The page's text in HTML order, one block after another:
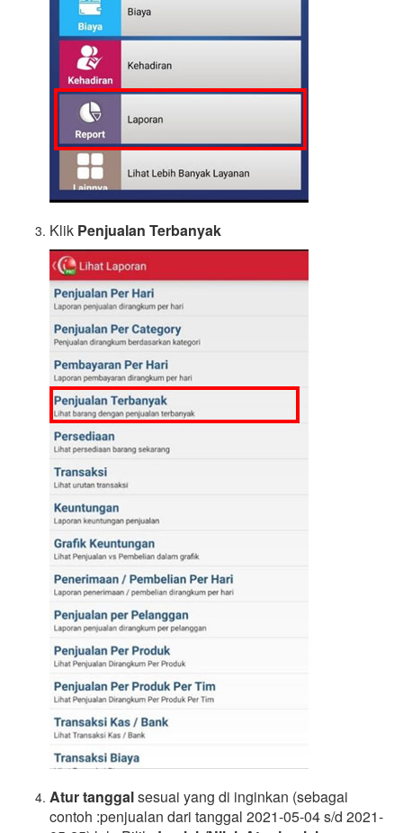
Klik Penjualan Terbanyak
Atur tanggalsesuai yang di inginkan (sebagai
contoh :penjualan dari tanggal 2021-05-04 s/d 2021-